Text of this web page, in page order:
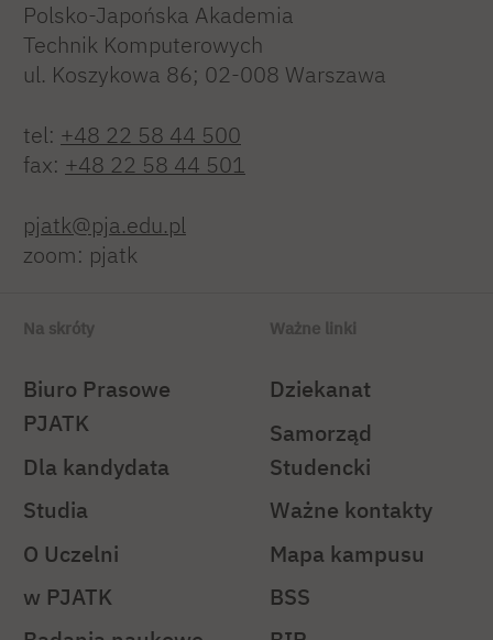
Polsko-Japońska Akademia
Technik Komputerowych
ul. Koszykowa 86; 02-008 Warszawa
tel: +48 22 58 44 500
fax: +48 22 58 44 501
pjatk@pja.edu.pl
zoom: pjatk
Na skróty
Biuro Prasowe
PJATK
Dla kandydata
Studia
O Uczelni
w PJATK
Ważne linki
Dziekanat
Samorząd
Studencki
Ważne kontakty
Mapa kampusu
BSS